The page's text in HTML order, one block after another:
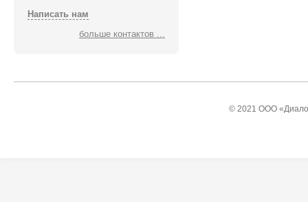
Написать нам
больше контактов ...
© 2021 ООО